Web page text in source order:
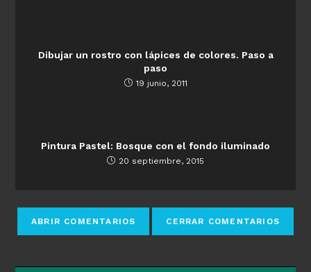
Dibujar un rostro con lápices de colores. Paso a
paso
19 junio, 2011
Pintura Pastel: Bosque con el fondo iluminado
20 septiembre, 2015